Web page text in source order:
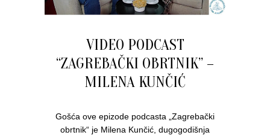
VIDEO PODCAST
“ZAGREBAČKI OBRTNIK” –
MILENA KUNČIĆ
Gošća ove epizode podcasta „Zagrebački
obrtnik“ je Milena Kunčić, dugogodišnja